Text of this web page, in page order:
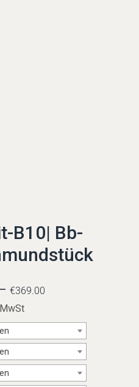
B10| Bb-
– €369.00